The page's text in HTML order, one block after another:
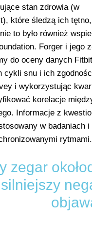
stan zdrowia (w
które śledzą ich
to było również
Forger i jego
do oceny danych
cykli snu i ich
i wykorzystując
korelacje
Informacje z
w badaniach
rytmami.
zegar